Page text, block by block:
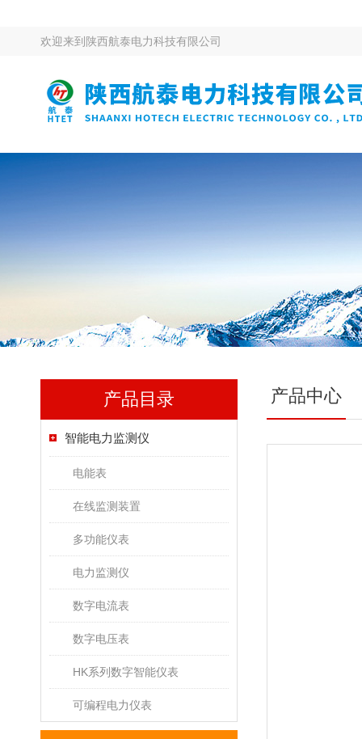
欢迎来到 陕西航泰电力科技有限公司
产品目录
智能电力监测仪
电能表
在线监测装置
多功能仪表
电力监测仪
数字电流表
数字电压表
HK系列数字智能仪表
可编程电力仪表
产品中心